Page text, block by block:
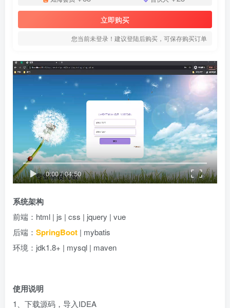
立即购买
您当前未登录！建议登陆后购买，可保存购买订单
0:00/04:50
系统架构
前端：html | js | css | jquery | vue
后端： SpringBoot | mybatis
环境：jdk1.8+ | mysql | maven
使用说明
1、下载源码，导入IDEA